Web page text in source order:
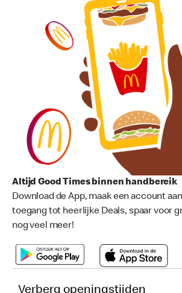
Altijd Good Times binnen handbereik
Download de App, maak een account
toegang tot heerlijke Deals, spaar voor
nog veel meer!
Verberg openingstijden